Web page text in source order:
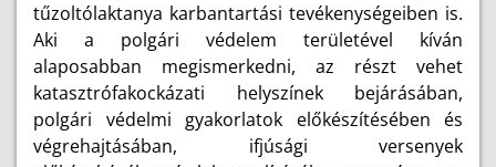
tűzoltólaktanya karbantartási tevékenységeiben is.
Aki a polgári védelem területével kíván
alaposabban megismerkedni, az részt vehet
katasztrófakockázati helyszínek bejárásában,
polgári védelmi gyakorlatok előkészítésében és
végrehajtásában, ifjúsági versenyek